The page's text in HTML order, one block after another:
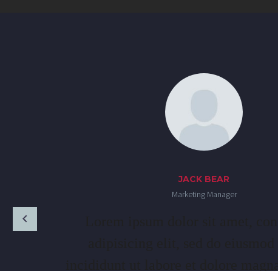
JACK BEAR
Marketing Manager